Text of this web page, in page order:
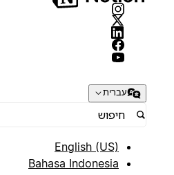
עברית
English (US)
Bahasa Indonesia